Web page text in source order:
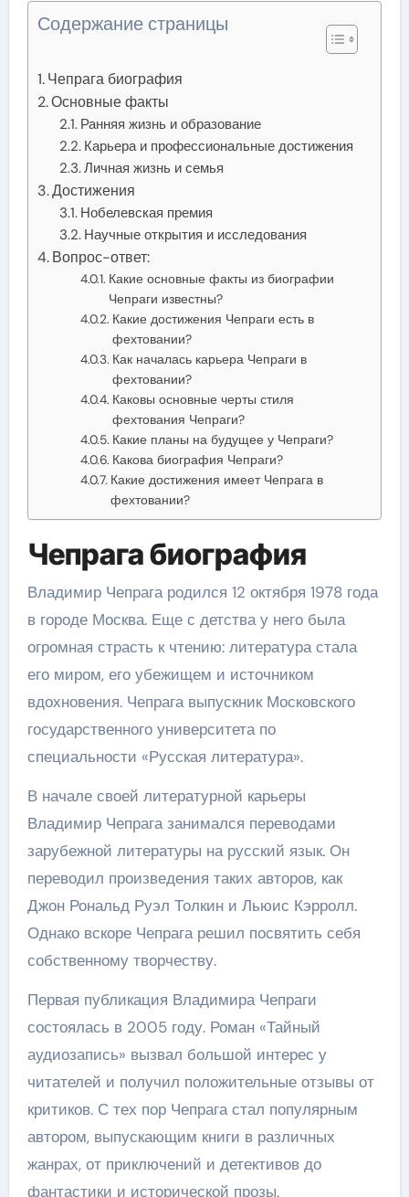
Содержание страницы
Чепрага биография
Основные факты
Ранняя жизнь и образование
Карьера и профессиональные достижения
Личная жизнь и семья
Достижения
Нобелевская премия
Научные открытия и исследования
Вопрос-ответ:
Какие основные факты из биографии
Чепраги известны?
Какие достижения Чепраги есть в
фехтовании?
Как началась карьера Чепраги в
фехтовании?
Каковы основные черты стиля
фехтования Чепраги?
Какие планы на будущее у Чепраги?
Какова биография Чепраги?
Какие достижения имеет Чепрага в
фехтовании?
Чепрага биография
Владимир Чепрага родился 12 октября 1978 года
в городе Москва. Еще с детства у него была
огромная страсть к чтению: литература стала
его миром, его убежищем и источником
вдохновения. Чепрага выпускник Московского
государственного университета по
специальности «Русская литература».
В начале своей литературной карьеры
Владимир Чепрага занимался переводами
зарубежной литературы на русский язык. Он
переводил произведения таких авторов, как
Джон Рональд Руэл Толкин и Льюис Кэрролл.
Однако вскоре Чепрага решил посвятить себя
собственному творчеству.
Первая публикация Владимира Чепраги
состоялась в 2005 году. Роман «Тайный
аудиозапись» вызвал большой интерес у
читателей и получил положительные отзывы от
критиков. С тех пор Чепрага стал популярным
автором, выпускающим книги в различных
жанрах, от приключений и детективов до
фантастики и исторической прозы.